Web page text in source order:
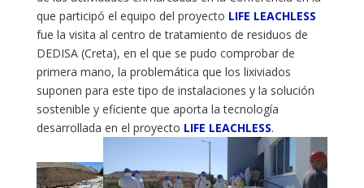
que participó el equipo del proyecto LIFE LEACHLESS
fue la visita al centro de tratamiento de residuos de
DEDISA (Creta), en el que se pudo comprobar de
primera mano, la problemática que los lixiviados
suponen para este tipo de instalaciones y la solución
sostenible y eficiente que aporta la tecnología
desarrollada en el proyecto LIFE LEACHLESS.